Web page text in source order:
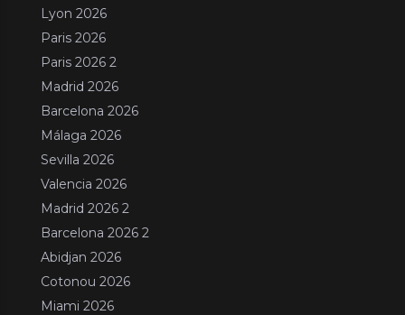
Lyon 2026
Paris 2026
Paris 2026 2
Madrid 2026
Barcelona 2026
Málaga 2026
Sevilla 2026
Valencia 2026
Madrid 2026 2
Barcelona 2026 2
Abidjan 2026
Cotonou 2026
Miami 2026